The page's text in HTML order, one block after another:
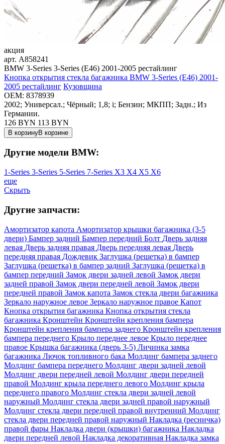
акция
арт. A858241
BMW 3-Series 3-Series (E46) 2001-2005 рестайлинг
Кнопка открытия стекла багажника BMW 3-Series (E46) 2001-
2005 рестайлинг Кузовщина
OEM: 8378939
2002; Универсал.; Чёрный; 1,8; i; Бензин; МКПП; Задн.; Из
Германии.
126 BYN 113 BYN
В корзинуВ корзине
Другие модели BMW:
1-Series 3-Series 5-Series 7-Series X3 X4 X5 X6
еще
Скрыть
Другие запчасти:
Амортизатор капота Амортизатор крышки багажника (3-5
двери) Бампер задний Бампер передний Болт Дверь задняя
левая Дверь задняя правая Дверь передняя левая Дверь
передняя правая Дождевик Заглушка (решетка) в бампер
Заглушка (решетка) в бампер задний Заглушка (решетка) в
бампер передний Замок двери задней левой Замок двери
задней правой Замок двери передней левой Замок двери
передней правой Замок капота Замок стекла двери багажника
Зеркало наружное левое Зеркало наружное правое Капот
Кнопка открытия багажника Кнопка открытия стекла
багажника Кронштейн Кронштейн крепления бампера
Кронштейн крепления бампера заднего Кронштейн крепления
бампера переднего Крыло переднее левое Крыло переднее
правое Крышка багажника (дверь 3-5) Личинка замка
багажника Лючок топливного бака Молдинг бампера заднего
Молдинг бампера переднего Молдинг двери задней левой
Молдинг двери передней левой Молдинг двери передней
правой Молдинг крыла переднего левого Молдинг крыла
переднего правого Молдинг стекла двери задней левой
наружный Молдинг стекла двери задней правой наружный
Молдинг стекла двери передней правой внутренний Молдинг
стекла двери передней правой наружный Накладка (ресничка)
правой фары Накладка двери (крышки) багажника Накладка
двери передней левой Накладка декоративная Накладка замка